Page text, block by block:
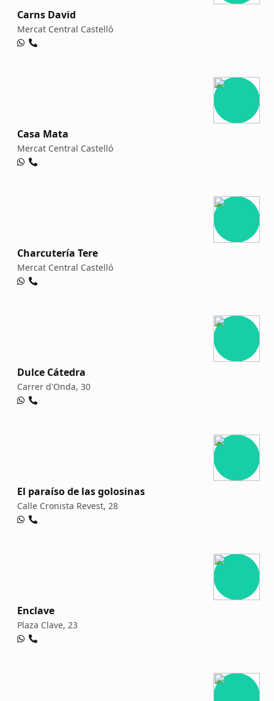
Carns David
Mercat Central Castelló
Casa Mata
Mercat Central Castelló
Charcutería Tere
Mercat Central Castelló
Dulce Cátedra
Carrer d'Onda, 30
El paraíso de las golosinas
Calle Cronista Revest, 28
Enclave
Plaza Clave, 23